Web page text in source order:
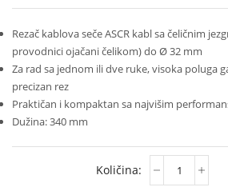
Rezač kablova seče ASCR kabl sa čeličnim
provodnici ojačani čelikom) do Ø 32 mm
Za rad sa jednom ili dve ruke, visoka poluga
precizan rez
Praktičan i kompaktan sa najvišim
Dužina: 340 mm